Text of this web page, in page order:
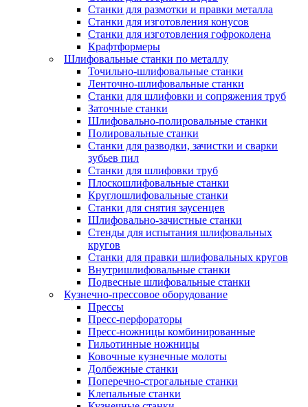
Станки для размотки и правки металла
Станки для изготовления конусов
Станки для изготовления гофроколена
Крафтформеры
Шлифовальные станки по металлу
Точильно-шлифовальные станки
Ленточно-шлифовальные станки
Станки для шлифовки и сопряжения труб
Заточные станки
Шлифовально-полировальные станки
Полировальные станки
Станки для разводки, зачистки и сварки
зубьев пил
Станки для шлифовки труб
Плоскошлифовальные станки
Круглошлифовальные станки
Станки для снятия заусенцев
Шлифовально-зачистные станки
Стенды для испытания шлифовальных
кругов
Станки для правки шлифовальных кругов
Внутришлифовальные станки
Подвесные шлифовальные станки
Кузнечно-прессовое оборудование
Прессы
Пресс-перфораторы
Пресс-ножницы комбинированные
Гильотинные ножницы
Ковочные кузнечные молоты
Долбежные станки
Поперечно-строгальные станки
Клепальные станки